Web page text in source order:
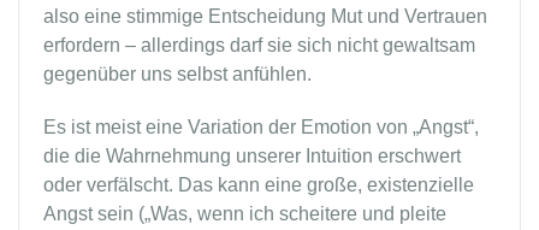
also eine stimmige Entscheidung Mut und Vertrauen
erfordern – allerdings darf sie sich nicht gewaltsam
gegenüber uns selbst anfühlen.
Es ist meist eine Variation der Emotion von „Angst“,
die die Wahrnehmung unserer Intuition erschwert
oder verfälscht. Das kann eine große, existenzielle
Angst sein („Was, wenn ich scheitere und pleite